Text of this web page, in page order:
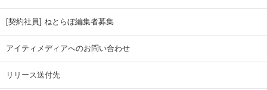
[契約社員] ねとらぼ編集者募集
アイティメディアへのお問い合わせ
リリース送付先